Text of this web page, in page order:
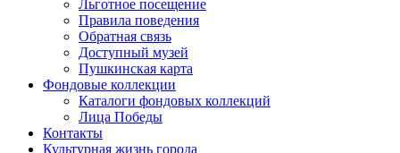
Льготное посещение
Правила поведения
Обратная связь
Доступный музей
Пушкинская карта
Фондовые коллекции
Каталоги фондовых коллекций
Лица Победы
Контакты
Культурная жизнь города